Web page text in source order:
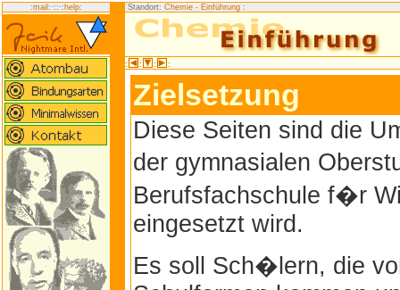
:mail :·::·: help: Standort: Chemie - Einführung :
: : : :
Zielsetzung
Diese Seiten sind die
der gymnasialen
Berufsfachschule f�r
eingesetzt wird.
Es soll Sch�lern, die